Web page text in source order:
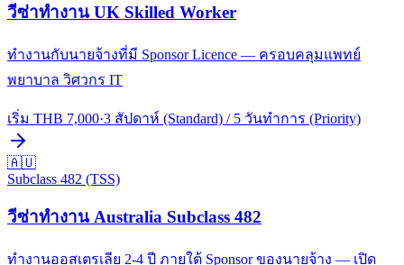
วีซ่าทำงาน UK Skilled Worker
ทำงานกับนายจ้างที่มี Sponsor Licence — ครอบคลุมแพทย์
พยาบาล วิศวกร IT
เริ่ม THB 7,000·3 สัปดาห์ (Standard) / 5 วันทำการ (Priority)
🇦🇺
Subclass 482 (TSS)
วีซ่าทำงาน Australia Subclass 482
ทำงานออสเตรเลีย 2-4 ปี ภายใต้ Sponsor ของนายจ้าง — เปิด